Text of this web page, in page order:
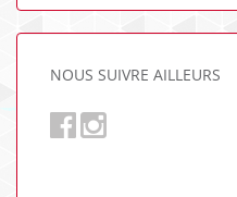
NOUS SUIVRE AILLEURS